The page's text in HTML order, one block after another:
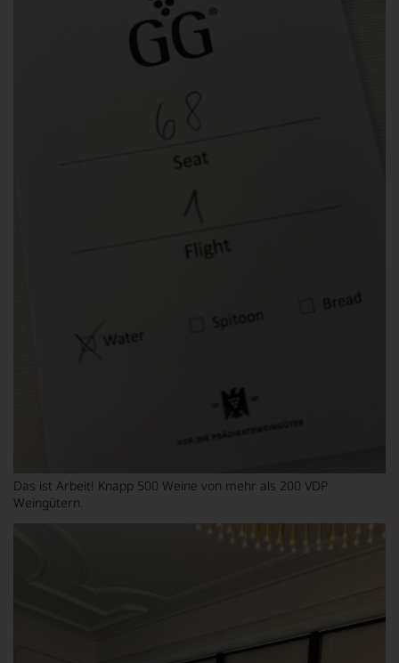
Das ist Arbeit! Knapp 500 Weine von mehr als 200 VDP
Weingütern.